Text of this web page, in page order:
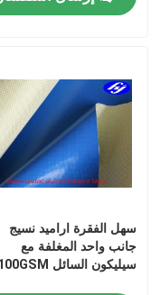
سهل الفقرة اراميد نسيج
جانب واحد المغلفة مع
سيليكون السائل 100GSM